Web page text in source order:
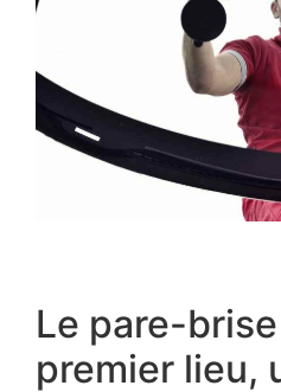
Le pare-
premier lieu,